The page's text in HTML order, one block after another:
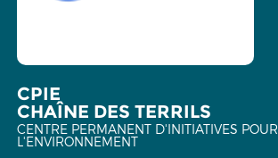
CPIE
CHAÎNE DES TERRILS
CENTRE PERMANENT D'INITIATIVES POUR
L'ENVIRONNEMENT